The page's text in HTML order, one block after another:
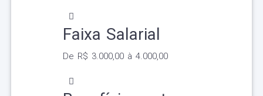
Faixa Salarial
De R$ 3.000,00 à 4.000,00